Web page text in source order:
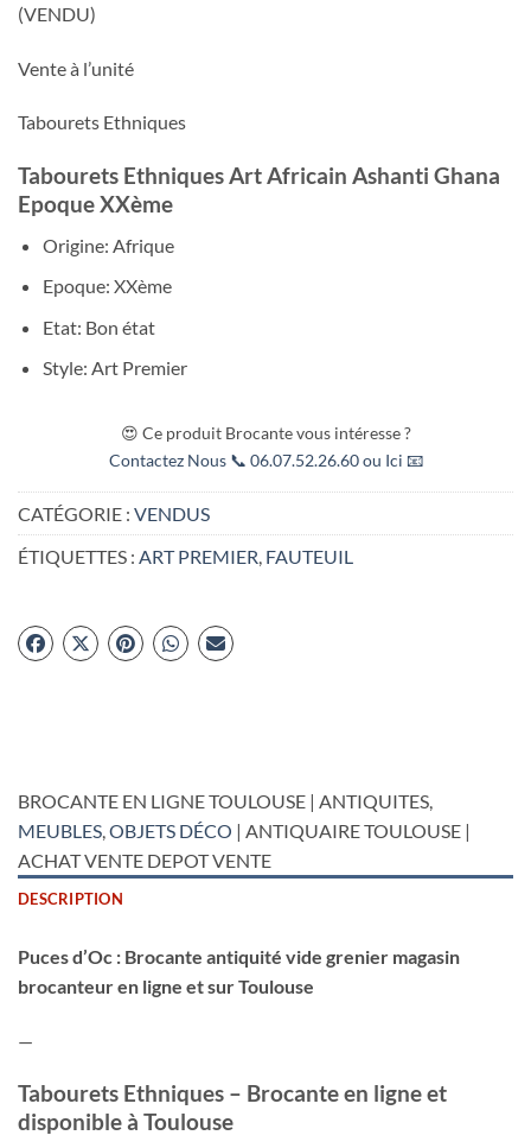
(VENDU)
Vente à l’unité
Tabourets Ethniques
Tabourets Ethniques Art Africain Ashanti Ghana
Epoque XXème
Origine: Afrique
Epoque: XXème
Etat: Bon état
Style: Art Premier
😍 Ce produit Brocante vous intéresse ?
Contactez Nous 📞 06.07.52.26.60 ou Ici 📧
CATÉGORIE : VENDUS
ÉTIQUETTES : ART PREMIER, FAUTEUIL
BROCANTE EN LIGNE TOULOUSE | ANTIQUITES,
MEUBLES,OBJETS DÉCO | ANTIQUAIRE TOULOUSE |
ACHAT VENTE DEPOT VENTE
DESCRIPTION
Puces d’Oc : Brocante antiquité vide grenier magasin
brocanteur en ligne et sur Toulouse
—
Tabourets Ethniques – Brocante en ligne et
disponible à Toulouse